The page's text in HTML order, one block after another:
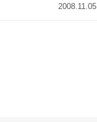
2008.11.05